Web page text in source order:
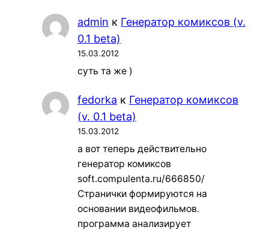
admin к Генератор комиксов (v.
0.1 beta)
15.03.2012
суть та же )
fedorka к Генератор комиксов
(v. 0.1 beta)
15.03.2012
а вот теперь действительно
генератор комиксов
soft.compulenta.ru/666850/
Странички формируются на
основании видеофильмов.
программа анализирует